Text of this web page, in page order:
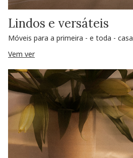
Lindos e versáteis
Móveis para a primeira - e toda - casa
Vem ver